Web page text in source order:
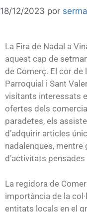
18/12/2023 por
La Fira de Nadal a
aquest cap de
de Comerç. El cor de
Parroquial i Sant
visitants interessats
ofertes dels
paradetes, els
d’adquirir articles
nadalenques, mentre
d’activitats
La regidora de
importància de la
entitats locals en el